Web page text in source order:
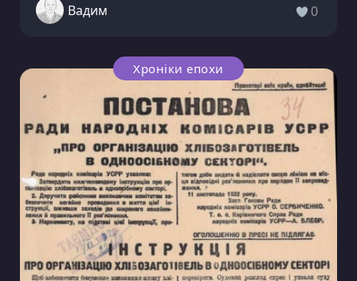
Вадим 0
Хроніки епохи